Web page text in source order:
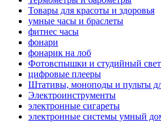
Товары для красоты и здоровья
умные часы и браслеты
фитнес часы
фонари
фонарик на лоб
Фотовспышки и студийный свет
цифровые плееры
Штативы, моноподы и пульты
Электроинструменты
электронные сигареты
электронные системы умный